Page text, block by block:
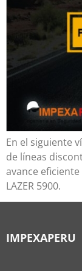
En el siguiente
de líneas
avance
LAZER 5900.
IMPEXAPERU